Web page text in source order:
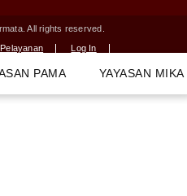
All rights reserved.
BELI DI SHOPEE
PAMA YAYASAN MIKA
Log In